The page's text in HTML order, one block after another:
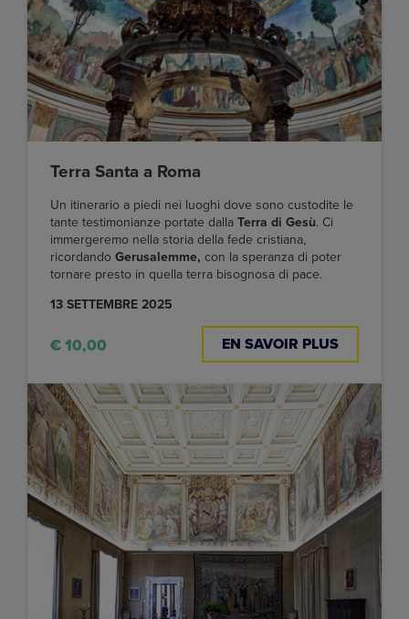
Terra Santa a Roma
Un itinerario a piedi nei luoghi dove sono custodite le
tante testimonianze portate dalla Terra di Gesù. Ci
immergeremo nella storia della fede cristiana,
ricordando Gerusalemme, con la speranza di poter
tornare presto in quella terra bisognosa di pace.
13 SETTEMBRE 2025
€ 10,00 EN SAVOIR PLUS